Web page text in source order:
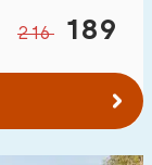
216 189